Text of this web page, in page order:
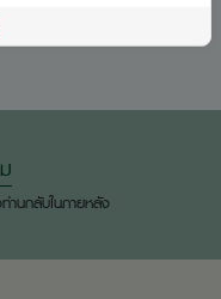
านกลับในภายหลัง